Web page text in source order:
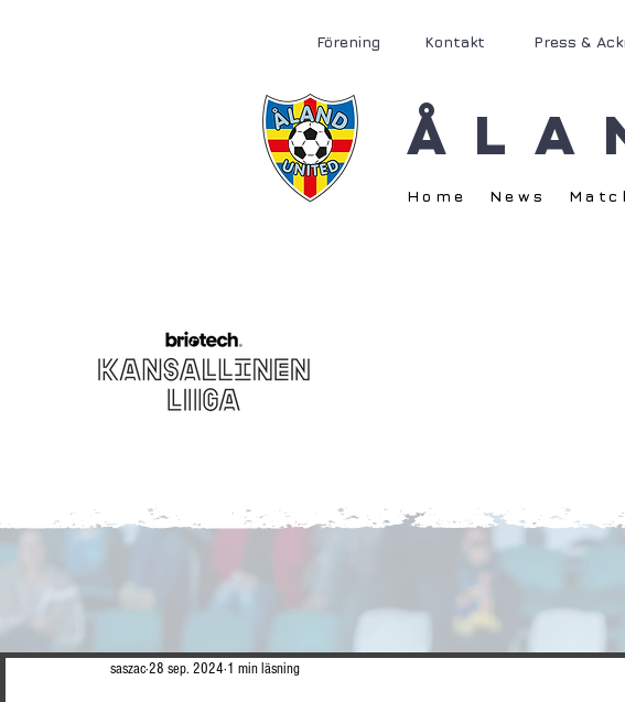
Förening Kontakt Press &
Home News
saszac28 sep. 2024 1 min läsning